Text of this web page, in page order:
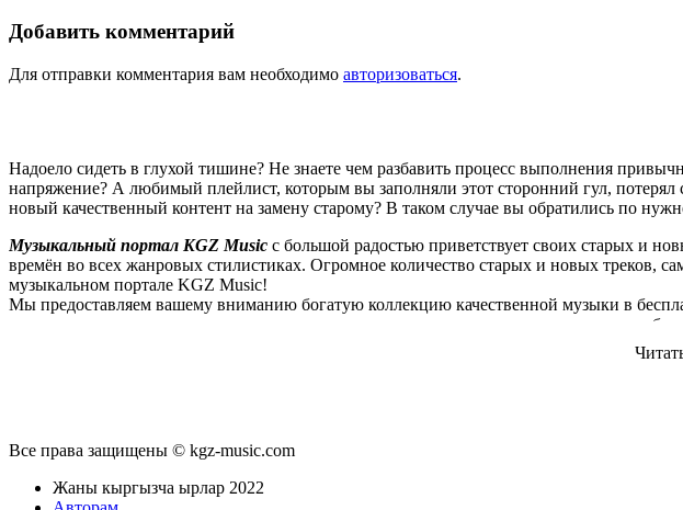
Добавить комментарий
Для отправки комментария вам необходимо авторизоваться.
Надоело сидеть в глухой тишине? Не знаете чем разбавить процесс выполнения
напряжение? А любимый плейлист, которым вы заполняли этот сторонний гул, потерял
новый качественный контент на замену старому? В таком случае вы обратились по
Музыкальный портал KGZ Music с большой радостью приветствует своих старых и
времён во всех жанровых стилистиках. Огромное количество старых и новых треков,
музыкальном портале KGZ Music!
Мы предоставляем вашему вниманию богатую коллекцию качественной музыки в
Регулярные обновления, постоянные новинки, большой музыкальный ассортимент на
в различных
Мы предоставляем вам бесплатный доступ к первоклассному, тщательно
звучанием публикуемых песен, и оперативно устраняет любые возникающие
командой и сообщить о проблемах, мешающих вам в полноценном использовании
менее довольно таки многофункциональный интерфейс. Вы без всяких затруднений
Все права защищены © kgz-music.com
Жаны кыргызча ырлар 2022